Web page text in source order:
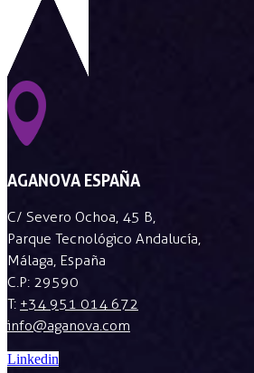
AGANOVA ESPAÑA
C/ Severo Ochoa, 45 B,
Parque Tecnológico Andalucía,
Málaga, España
C.P: 29590
T: +34 951 014 672
info@aganova.com
Linkedin